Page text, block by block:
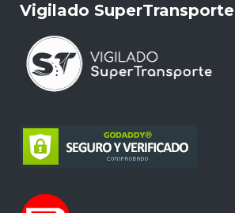
Vigilado SuperTransporte